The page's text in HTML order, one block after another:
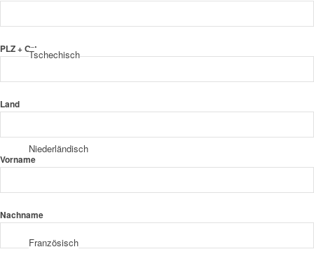
Tschechisch
Niederländisch
Französisch
PLZ + Ort
Land
Vorname
Nachname